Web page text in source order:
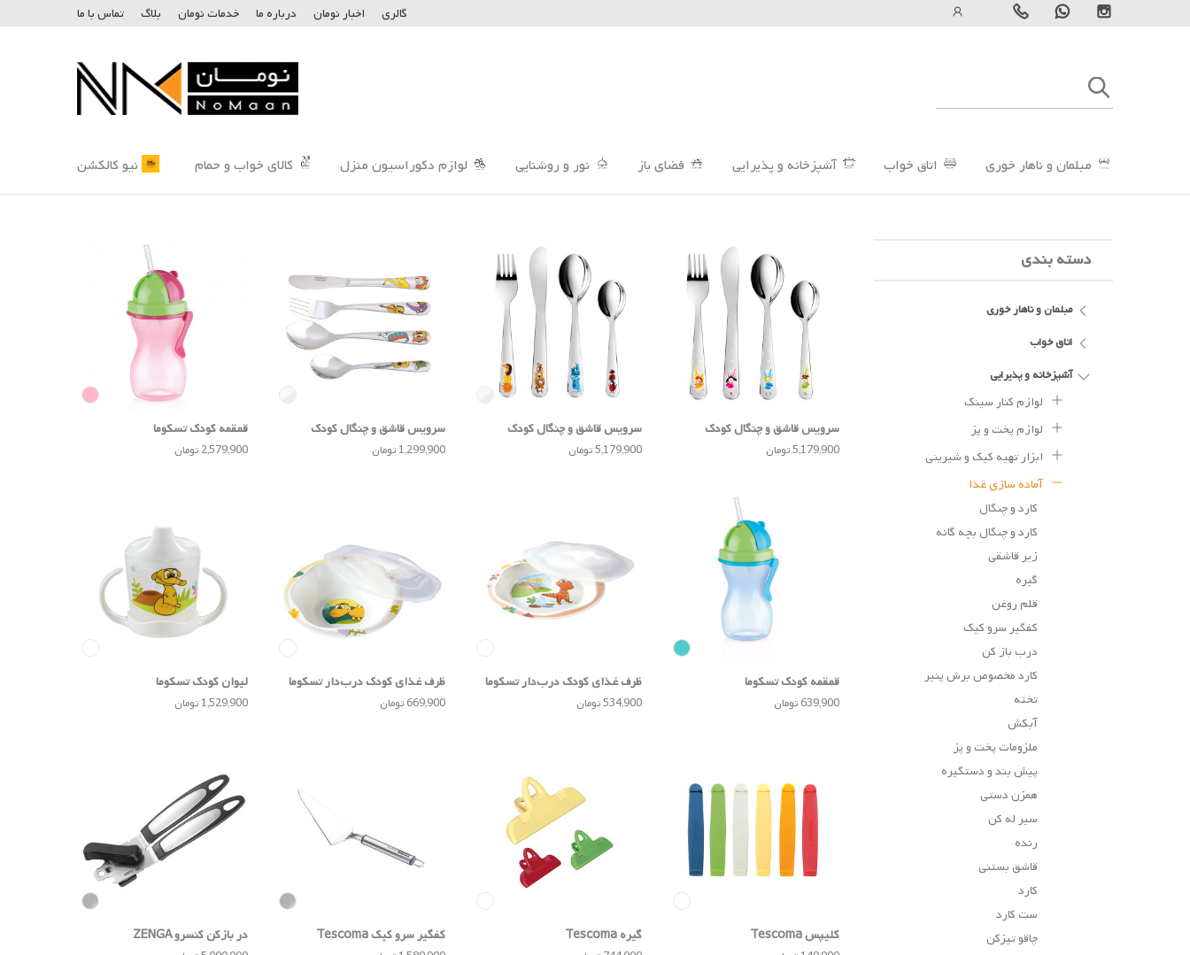
گالری اخبار نومان درباره ما خدمات نومان بلاگ تماس با ما
مبلمان و ناهار خوری اتاق خواب آشپزخانه و پذیرایی فضای باز نور و روشنایی لوازم دکوراسیون منزل کالای خواب و حمام نیو کالکشن
سرویس قاشق و چنگال کودک
تسکوما
5,179,900 تومان
سرویس قاشق و چنگال کودک
تسکوما
5,179,900 تومان
سرویس قاشق و چنگال کودک
تسکوما
1,299,900 تومان
قمقمه کودک تسکوما
2,579,900 تومان
قمقمه کودک تسکوما
639,900 تومان
ظرف غذای کودک درب‌دار تسکوما
534,900 تومان
ظرف غذای کودک درب‌دار تسکوما
669,900 تومان
لیوان کودک تسکوما
1,529,900 تومان
کلیپس Tescoma گیره Tescoma کفگیر سرو کیک Tescoma در بازکن کنسرو ZENGA
دسته بندی
مبلمان و ناهار خوری
اتاق خواب
آشپزخانه و پذیرایی
لوازم کنار سینک
لوازم پخت و پز
ابزار تهیه کیک و شیرینی
آماده سازی غذا
کارد و چنگال
کارد و چنگال بچه گانه
زیر قاشقی
گیره
قلم روغن
کفگیر سرو کیک
درب باز کن
کارد مخصوص برش پنیر
تخته
آبکش
ملزومات پخت و پز
پیش بند و دستگیره
همزن دستی
سیر له کن
رنده
قاشق بستنی
کارد
ست کارد
چاقو تیزکن